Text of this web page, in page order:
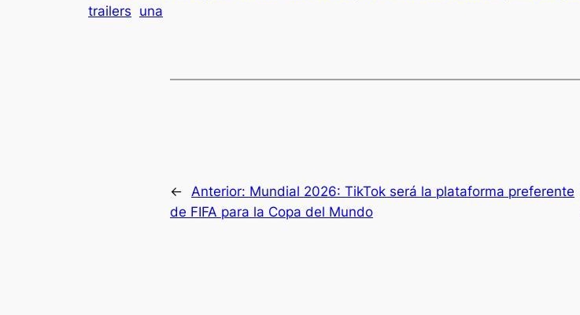
trailers una
← Anterior: Mundial 2026: TikTok será la plataforma preferente
de FIFA para la Copa del Mundo